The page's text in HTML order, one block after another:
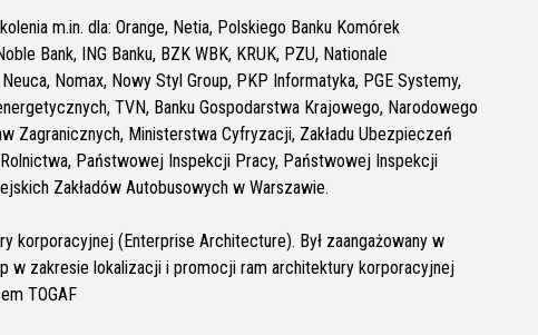
m.in. dla: Orange, Netia, Polskiego Banku Komórek
Bank, ING Banku, BZK WBK, KRUK, PZU, Nationale
Nomax, Nowy Styl Group, PKP Informatyka, PGE Systemy,
TVN, Banku Gospodarstwa Krajowego, Narodowego
Zagranicznych, Ministerstwa Cyfryzacji, Zakładu Ubezpieczeń
Państwowej Inspekcji Pracy, Państwowej Inspekcji
Zakładów Autobusowych w Warszawie.
korporacyjnej (Enterprise Architecture). Był zaangażowany w
w zakresie lokalizacji i promocji ram architektury korporacyjnej
TOGAF